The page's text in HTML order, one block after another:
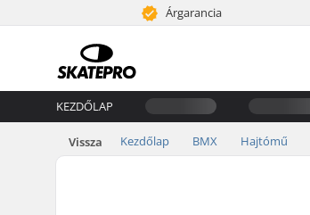
Árgarancia
KEZDŐLAP
Vissza Kezdőlap BMX Hajtómű